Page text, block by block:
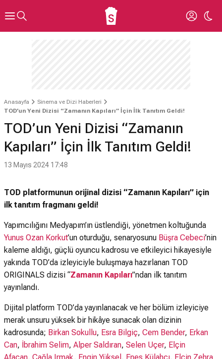
Anasayfa
Sinema ve Dizi Haberleri
TOD’un Yeni Dizisi “Zamanın Kapıları” İçin İlk Tanıtım Geldi!
TOD’un Yeni Dizisi “Zamanın
Kapıları” İçin İlk Tanıtım Geldi!
13 Mayıs 2024 17:48
TOD platformunun orijinal dizisi “Zamanın Kapıları” için
ilk tanıtım fragmanı geldi!
Yapımcılığını Medyapım’ın üstlendiği, yönetmen koltuğunda
Yunus Ozan Korkut’un oturduğu, senaryosunu Büşra Cebeci’nin
kaleme aldığı, güçlü oyuncu kadrosu ve etkileyici hikayesiyle
yakında TOD’da izleyiciyle buluşmaya hazırlanan TOD
ORIGINALS dizisi “Zamanın Kapıları”ndan ilk tanıtım
yayınlandı.
Dijital platform TOD’da yayınlanacak ve her bölüm izleyiciye
merak unsuru yüksek bir hikâye sunacak olan dizinin
kadrosunda; Birkan Sokullu, Esra Bilgiç, Cem Bender, Erkan
Can, İbrahim Selim, Alper Saldıran, Selen Uçer, Elçin